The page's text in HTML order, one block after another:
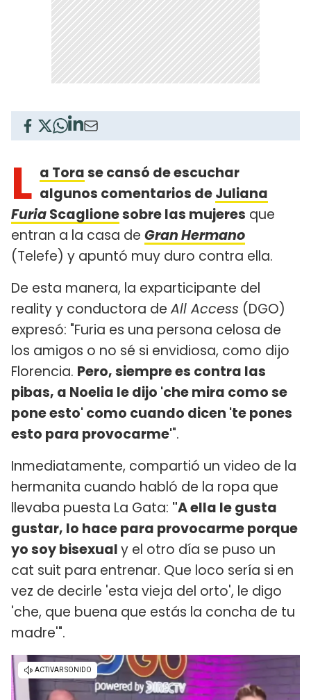
L a Torase cansó de escuchar
algunos comentarios deJuliana
FuriaScaglionesobre las mujeres que
entran a la casa de Gran Hermano
(Telefe) y apuntó muy duro contra ella.
De esta manera, la exparticipante del
reality y conductora deAll Access (DGO)
expresó: "Furia es una persona celosa de
los amigos o no sé si envidiosa, como dijo
Florencia. Pero, siempre es contra las
pibas, a Noelia le dijo 'che mira como se
pone esto' como cuando dicen 'te pones
esto para provocarme'".
Inmediatamente, compartió un video de la
hermanita cuando habló de la ropa que
llevaba puesta La Gata: "A ella le gusta
gustar, lo hace para provocarme porque
yo soy bisexualy el otro día se puso un
cat suit para entrenar. Que loco sería si en
vez de decirle 'esta vieja del orto', le digo
'che, que buena que estás la concha de tu
madre'".